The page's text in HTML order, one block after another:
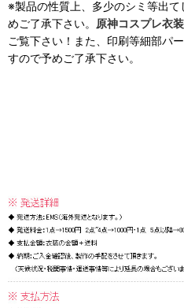
※製品の性質上、多少のシミ等出
めご了承下さい。 原神コスプレ衣装
ご覧下さい！また、印刷等細部パ
すので予めご了承下さい。